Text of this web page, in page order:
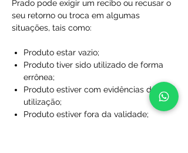
Prado pode exigir um recibo ou recusar o
seu retorno ou troca em algumas
situações, tais como:
Produto estar vazio;
Produto tiver sido utilizado de forma
errônea;
Produto estiver com evidências de
utilização;
Produto estiver fora da validade;